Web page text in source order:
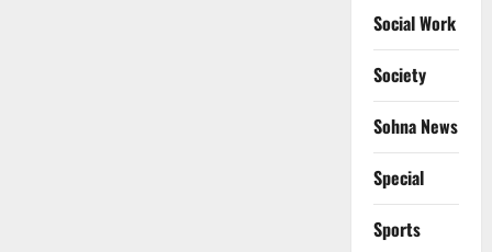
Social Work
Society
Sohna News
Special
Sports